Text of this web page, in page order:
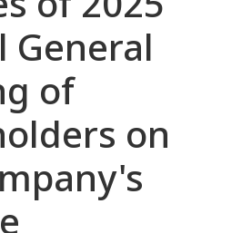
General
of
on